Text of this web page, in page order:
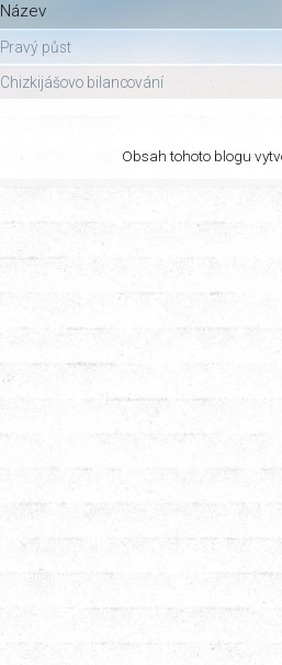
Název
Pravý půst
Chizkijášovo bilancování
Obsah tohoto blogu